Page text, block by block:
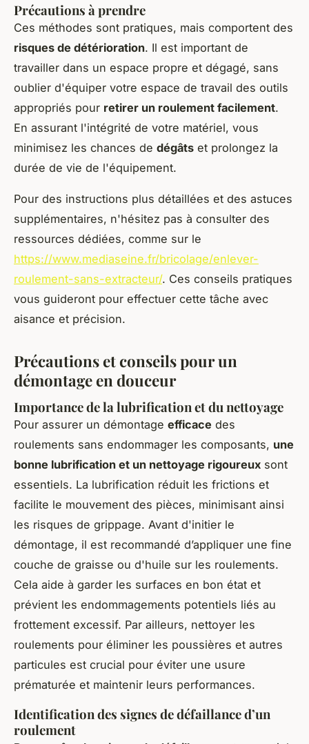
Précautions à prendre
Ces méthodes sont pratiques, mais comportent des
risques de détérioration. Il est important de
travailler dans un espace propre et dégagé, sans
oublier d'équiper votre espace de travail des outils
appropriés pour retirer un roulement facilement.
En assurant l'intégrité de votre matériel, vous
minimisez les chances de dégâts et prolongez la
durée de vie de l'équipement.
Pour des instructions plus détaillées et des astuces
supplémentaires, n'hésitez pas à consulter des
ressources dédiées, comme sur le
https://www.mediaseine.fr/bricolage/enlever-
roulement-sans-extracteur/. Ces conseils pratiques
vous guideront pour effectuer cette tâche avec
aisance et précision.
Précautions et conseils pour un
démontage en douceur
Importance de la lubrification et du nettoyage
Pour assurer un démontage efficace des
roulements sans endommager les composants, une
bonne lubrification et un nettoyage rigoureux sont
essentiels. La lubrification réduit les frictions et
facilite le mouvement des pièces, minimisant ainsi
les risques de grippage. Avant d'initier le
démontage, il est recommandé d’appliquer une fine
couche de graisse ou d'huile sur les roulements.
Cela aide à garder les surfaces en bon état et
prévient les endommagements potentiels liés au
frottement excessif. Par ailleurs, nettoyer les
roulements pour éliminer les poussières et autres
particules est crucial pour éviter une usure
prématurée et maintenir leurs performances.
Identification des signes de défaillance d’un
roulement